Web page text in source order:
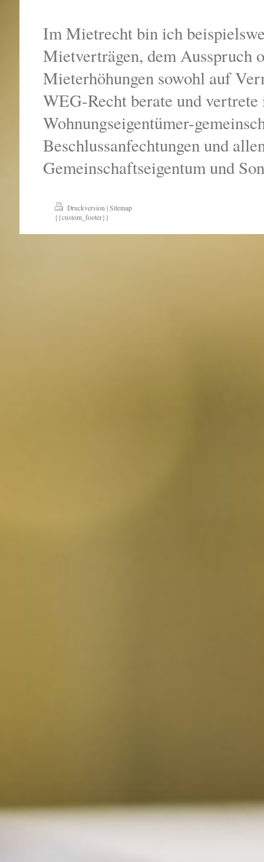
Im Mietrecht bin ich
Mietverträgen, dem Ausspruch
Mieterhöhungen sowohl auf
WEG-Recht berate und
Wohnungseigentümer-
Beschlussanfechtungen und
Gemeinschaftseigentum und
Druckversion | Sitemap
{{custom_footer}}